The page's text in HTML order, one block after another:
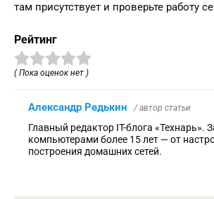
там присутствует и проверьте работу
Рейтинг
( Пока оценок нет )
Александр Редькин / автор статьи
Главный редактор IT-блога «Технарь».
компьютерами более 15 лет — от
построения домашних сетей.